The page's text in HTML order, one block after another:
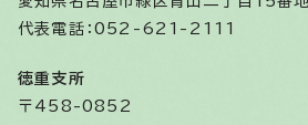
代表電話：052-621-2111
徳重支所
〒458-0852